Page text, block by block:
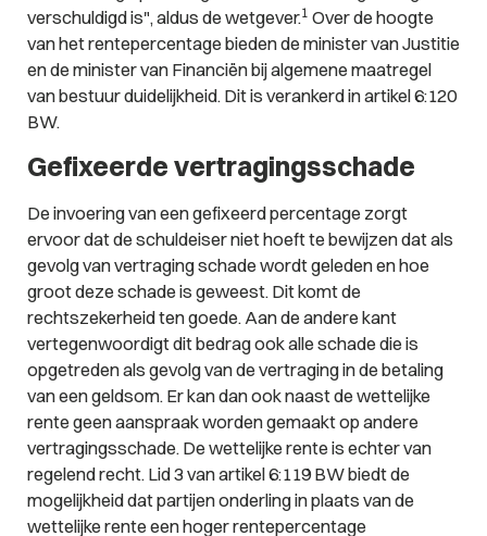
verschuldigd is", aldus de wetgever.1 Over de hoogte
van het rentepercentage bieden de minister van Justitie
en de minister van Financiën bij algemene maatregel
van bestuur duidelijkheid. Dit is verankerd in artikel 6:120
BW.
Gefixeerde vertragingsschade
De invoering van een gefixeerd percentage zorgt
ervoor dat de schuldeiser niet hoeft te bewijzen dat als
gevolg van vertraging schade wordt geleden en hoe
groot deze schade is geweest. Dit komt de
rechtszekerheid ten goede. Aan de andere kant
vertegenwoordigt dit bedrag ook alle schade die is
opgetreden als gevolg van de vertraging in de betaling
van een geldsom. Er kan dan ook naast de wettelijke
rente geen aanspraak worden gemaakt op andere
vertragingsschade. De wettelijke rente is echter van
regelend recht. Lid 3 van artikel 6:119 BW biedt de
mogelijkheid dat partijen onderling in plaats van de
wettelijke rente een hoger rentepercentage